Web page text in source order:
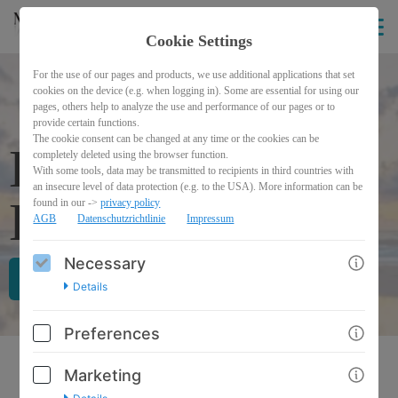
Einführung &
Kursübersicht
GO TO CHECKOUT
Cookie Settings
For the use of our pages and products, we use additional applications that set
cookies on the device (e.g. when logging in). Some are essential for using our
pages, others help to analyze the use and performance of our pages or to
provide certain functions.
The cookie consent can be changed at any time or the cookies can be
completely deleted using the browser function.
With some tools, data may be transmitted to recipients in third countries with
an insecure level of data protection (e.g. to the USA). More information can be
found in our ->privacy policy
AGB
Datenschutzrichtlinie Impressum
Necessary
Details
Preferences
Marketing